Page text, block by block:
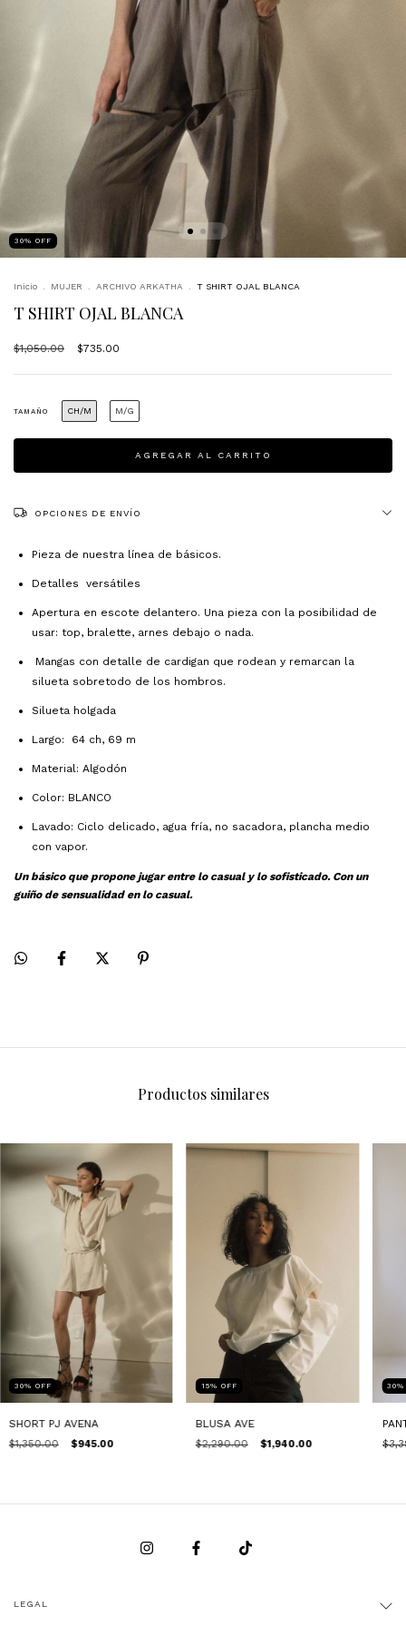
30% OFF
Inicio MUJER ARCHIVO ARKATHA T SHIRT OJAL BLANCA
T SHIRT OJAL BLANCA
$1,050.00 $735.00
TAMAÑO CH/M M/G
OPCIONES DE ENVÍO
Pieza de nuestra línea de básicos.
Detalles versátiles
Apertura en escote delantero. Una pieza con la posibilidad de
usar: top, bralette, arnes debajo o nada.
Mangas con detalle de cardigan que rodean y remarcan la
silueta sobretodo de los hombros.
Silueta holgada
Largo: 64 ch, 69 m
Material: Algodón
Color: BLANCO
Lavado: Ciclo delicado, agua fría, no sacadora, plancha medio
con vapor.
Un básico que propone jugar entre lo casual y lo sofisticado. Con un
guiño de sensualidad en lo casual.
Productos similares
30% OFF
SHORT PJ AVENA
$1,350.00 $945.00
15% OFF
BLUSA AVE
$2,290.00 $1,940.00
30
LEGAL